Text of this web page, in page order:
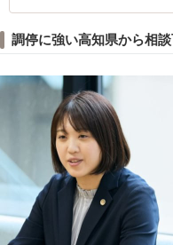
調停に強い高知県から相